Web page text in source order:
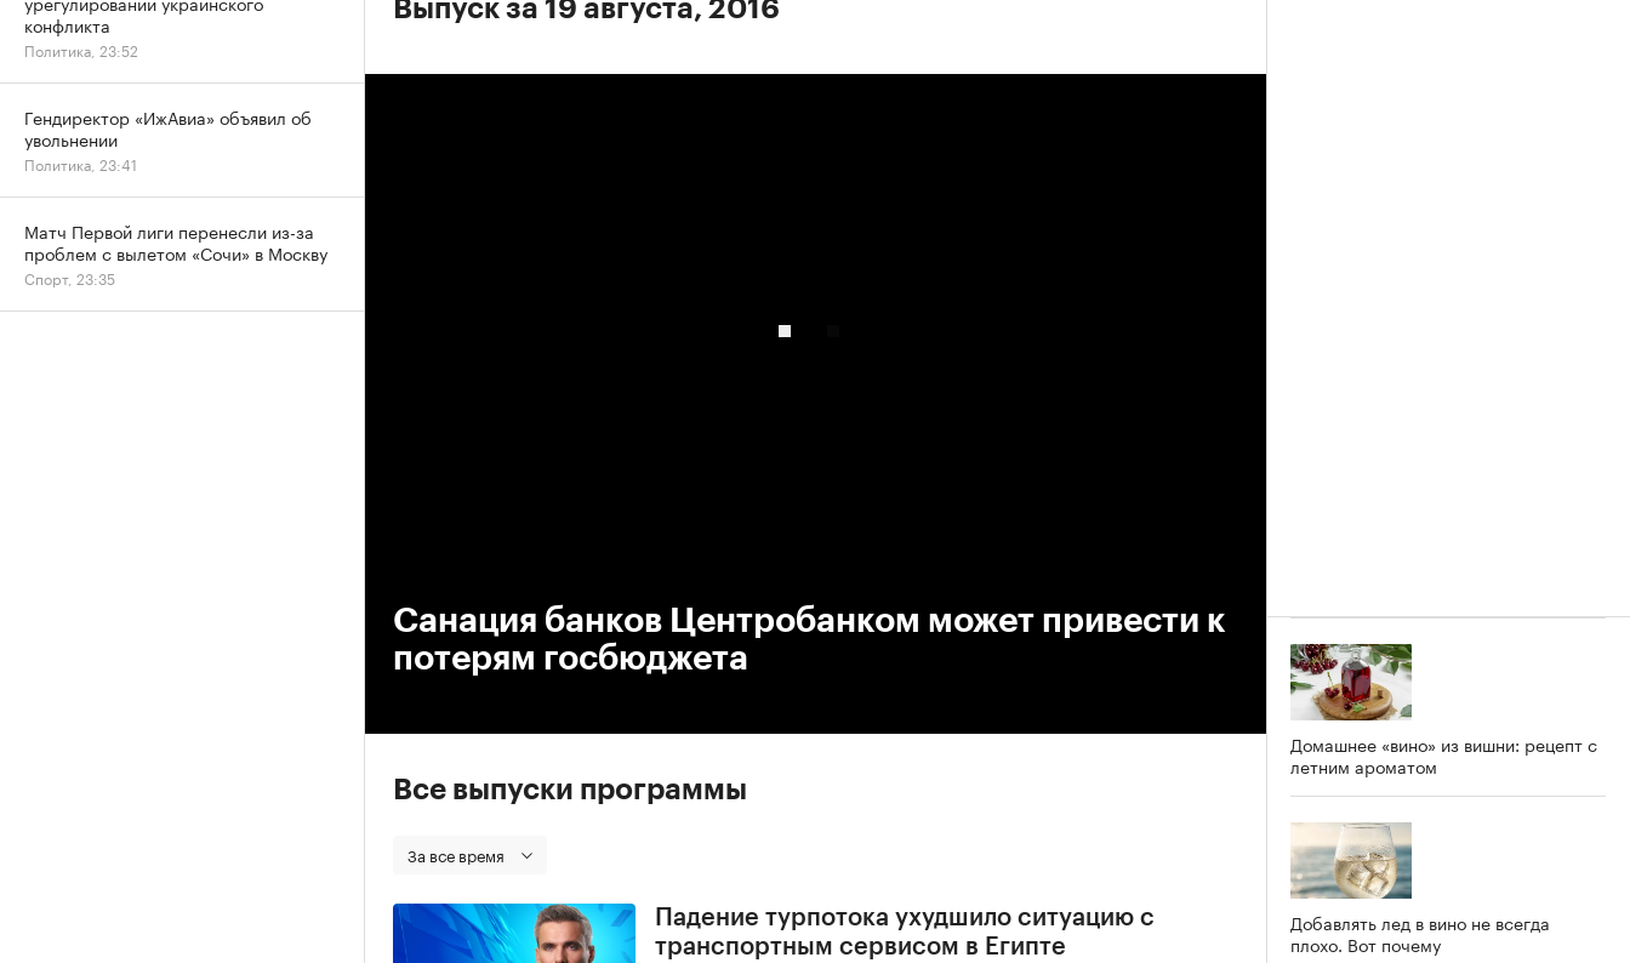
Выпуск за 19 августа, 2016
Санация банков Центробанком может привести к
потерям госбюджета
Все выпуски программы
За все время
Падение турпотока ухудшило ситуацию с
транспортным сервисом в Египте
Домашнее «вино» из вишни: рецепт с
летним ароматом
Добавлять лед в вино не всегда
плохо. Вот почему
конфликта
Политика, 23:52
Гендиректор «ИжАвиа» объявил об
увольнении
Политика, 23:41
Матч Первой лиги перенесли из-за
проблем с вылетом «Сочи» в Москву
Спорт, 23:35